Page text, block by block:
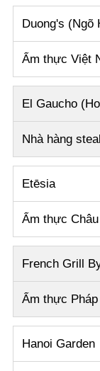
Duong's (Ngõ
Ẩm thực Việt
El Gaucho
Nhà hàng
Etēsia
Ẩm thực
French Grill
Ẩm thực
Hanoi Garden